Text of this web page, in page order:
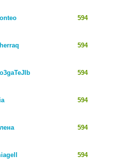
594
594
594
594
594
594